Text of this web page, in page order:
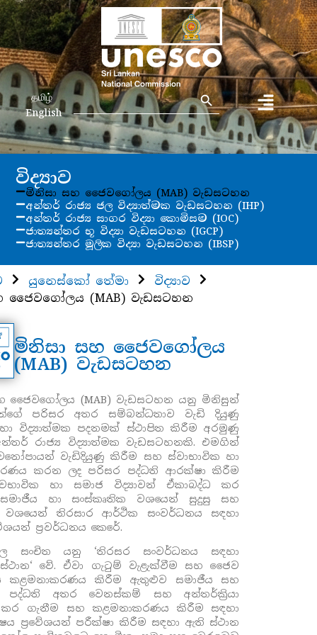
தமிழ்
English
Search
for:
Search Button
විද්‍යාව
මිනිසා සහ ජෛවගෝලය (MAB) වැඩසටහන
අන්තර් රාජ්‍ය ජල විද්‍යාත්මක වැඩසටහන (IHP)
අන්තර් රාජ්‍ය සාගර විද්‍යා කොමිසම (IOC)
ජාත්‍යන්තර භූ විද්‍යා වැඩසටහන (IGCP)
ජාත්‍යන්තර මූලික විද්‍යා වැඩසටහන (IBSP)
යුනෙස්කෝ තේමා
විද්‍යාව
ජෛවගෝලය (MAB) වැඩසටහන
මිනිසා සහ ජෛවගෝලය
(MAB) වැඩසටහන
ජෛවගෝලය (MAB) වැඩසටහන යනු මිනිසුන්
පරිසර අතර සම්බන්ධතාව වැඩි දියුණු
විද්‍යාත්මක පදනමක් ස්ථාපිත කිරීම අරමුණු
රාජ්‍ය විද්‍යාත්මක වැඩසටහනකි. එමගින්
වැඩිදියුණු කිරීම සහ ස්වාභාවික හා
කරන ලද පරිසර පද්ධති ආරක්ෂා කිරීම
හා සමාජ විද්‍යාවන් ඒකාබද්ධ කර
හා සංස්කෘතික වශයෙන් සුදුසු සහ
වශයෙන් තිරසාර ආර්ථික සංවර්ධනය සඳහා
ප්‍රවර්ධනය කෙරේ.
සංචිත යනු ‘තිරසර සංවර්ධනය සඳහා
‘ වේ. ඒවා ගැටුම් වැළැක්වීම සහ ජෛව
කළමනාකරණය කිරීම ඇතුළුව සමාජීය සහ
පද්ධති අතර වෙනස්කම් සහ අන්තර්ක්‍රියා
ගැනීම සහ කළමනාකරණය කිරීම සඳහා
ප්‍රවේශයන් පරීක්ෂා කිරීම සඳහා ඇති ස්ථාන